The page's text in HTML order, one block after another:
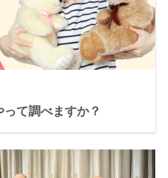
て調べますか？